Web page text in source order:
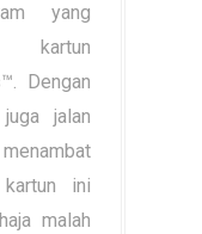
yang
kartun
Dengan
jalan
kartun ini
malah